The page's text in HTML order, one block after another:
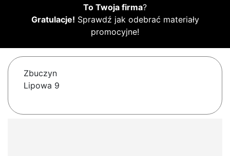
To Twoja firma?
Gratulacje! Sprawdź jak odebrać materiały
promocyjne!
Zbuczyn
Lipowa 9